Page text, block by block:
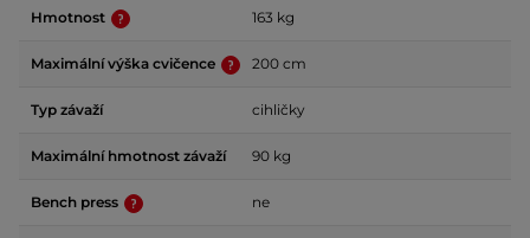
Hmotnost 163 kg
Maximální výška cvičence 200 cm
Typ závaží cihličky
Maximální hmotnost závaží 90 kg
Bench press ne